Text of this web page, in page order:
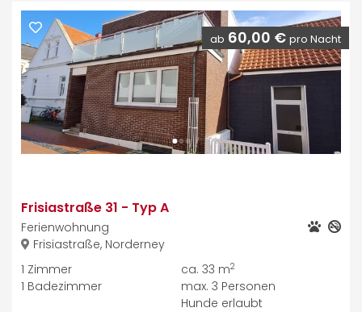
ab 60,00 € pro Nacht
Frisiastraße 31 - Typ A
Ferienwohnung
Frisiastraße, Norderney
1 Zimmer
1 Badezimmer
ca. 33 m2
max. 3 Personen
Hunde erlaubt